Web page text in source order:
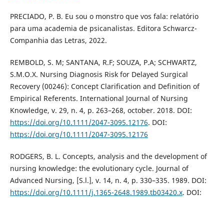
PRECIADO, P. B. Eu sou o monstro que vos fala: relatório
para uma academia de psicanalistas. Editora Schwarcz-
Companhia das Letras, 2022.
REMBOLD, S. M; SANTANA, R.F; SOUZA, P.A; SCHWARTZ,
S.M.O.X. Nursing Diagnosis Risk for Delayed Surgical
Recovery (00246): Concept Clarification and Definition of
Empirical Referents. International Journal of Nursing
Knowledge, v. 29, n. 4, p. 263–268, october. 2018. DOI:
https://doi.org/10.1111/2047-3095.12176. DOI:
https://doi.org/10.1111/2047-3095.12176
RODGERS, B. L. Concepts, analysis and the development of
nursing knowledge: the evolutionary cycle. Journal of
Advanced Nursing, [S.l.], v. 14, n. 4, p. 330–335. 1989. DOI:
https://doi.org/10.1111/j.1365-2648.1989.tb03420.x. DOI: